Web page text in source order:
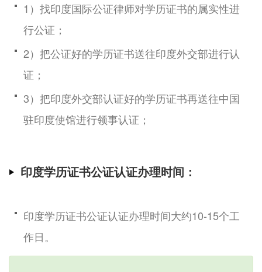
1）找印度国际公证律师对学历证书的属实性进
行公证；
2）把公证好的学历证书送往印度外交部进行认
证；
3）把印度外交部认证好的学历证书再送往中国
驻印度使馆进行领事认证；
印度学历证书公证认证办理时间：
印度学历证书公证认证办理时间大约10-15个工
作日。